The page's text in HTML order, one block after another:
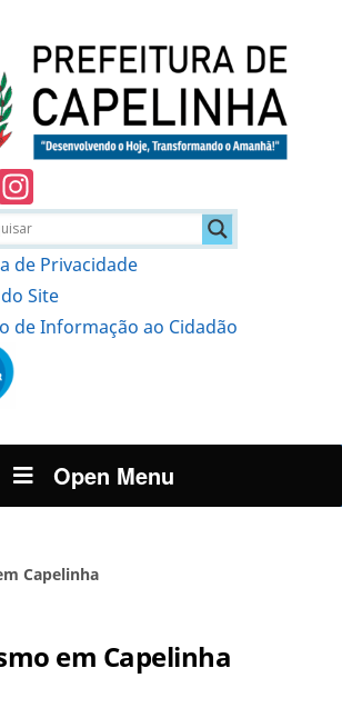
de Privacidade
Site
de Informação ao Cidadão
Open Menu
Capelinha
em Capelinha